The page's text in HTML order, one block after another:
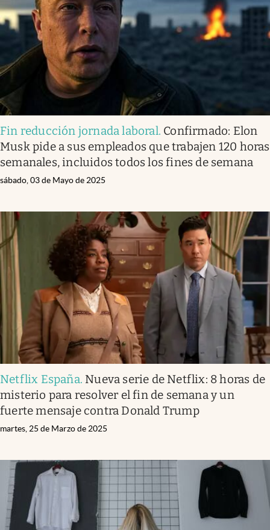
Fin reducción jornada laboral. Confirmado: Elon
Musk pide a sus empleados que trabajen 120 horas
semanales, incluidos todos los fines de semana
sábado, 03 de Mayo de 2025
Netflix España. Nueva serie de Netflix: 8 horas de
misterio para resolver el fin de semana y un
fuerte mensaje contra Donald Trump
martes, 25 de Marzo de 2025